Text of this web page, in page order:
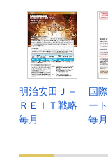
明治安田Ｊ－
ＲＥＩＴ戦略
毎月
国
ー
毎月